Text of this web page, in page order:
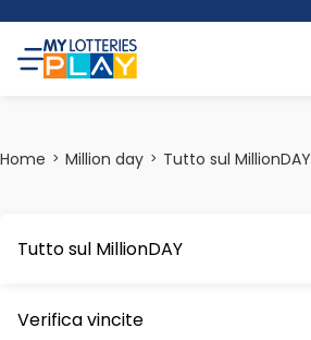
Home > Million day > Tutto sul MillionDAY
Tutto sul MillionDAY
Verifica vincite